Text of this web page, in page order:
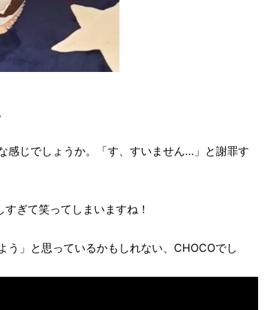
感じでしょうか。「す、すいません…」と謝罪す
ぎて笑ってしまいますね！
う」と思っているかもしれない、CHOCOでし